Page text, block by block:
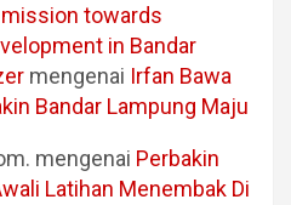
towards
in Bandar
mengenai Irfan Bawa
Bandar Lampung Maju
mengenai Perbakin
Latihan Menembak Di